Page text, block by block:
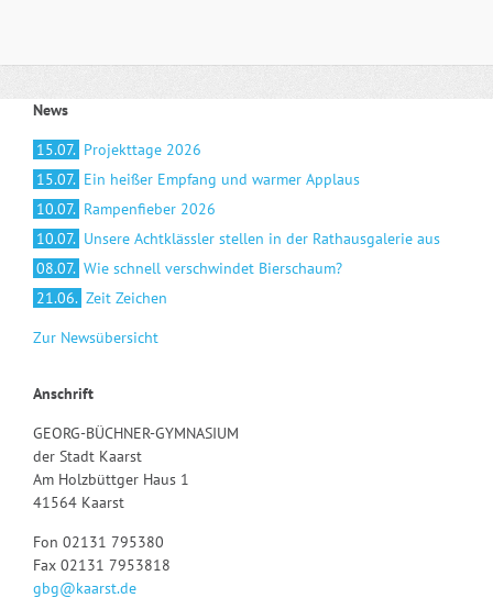
News
15.07. Projekttage 2026
15.07. Ein heißer Empfang und warmer Applaus
10.07. Rampenfieber 2026
10.07. Unsere Achtklässler stellen in der Rathausgalerie aus
08.07. Wie schnell verschwindet Bierschaum?
21.06. Zeit Zeichen
Zur Newsübersicht
Anschrift
GEORG-BÜCHNER-GYMNASIUM
der Stadt Kaarst
Am Holzbüttger Haus 1
41564 Kaarst
Fon 02131 795380
Fax 02131 7953818
gbg@kaarst.de